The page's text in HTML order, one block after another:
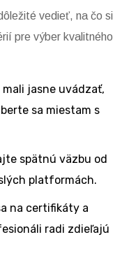
vedieť, na čo si
pre výber kvalitného
jasne uvádzať,
sa miestam s
spätnú väzbu od
platformách.
na certifikáty a
radi zdieľajú